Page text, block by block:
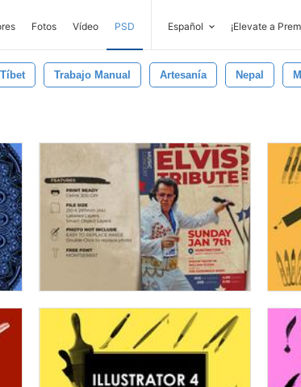
Fotos Vídeo PSD Español ¡Elevate a
Tíbet Trabajo Manual Artesanía Nepal